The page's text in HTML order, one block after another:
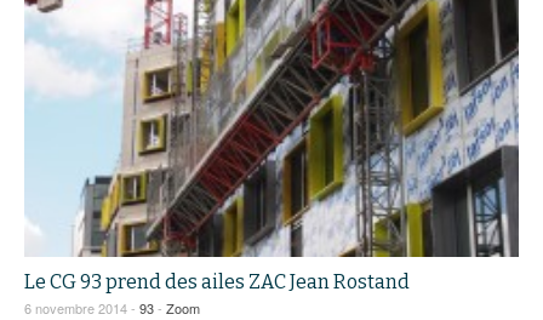
Le CG 93 prend des ailes ZAC Jean Rostand
6 novembre 2014 - 93- Zoom